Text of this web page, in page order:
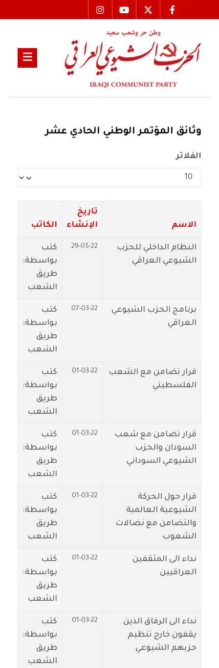
وثائق المؤتمر الوطني الحادي عشر
الفلاتر
عدد الإظهارات:
الاسم
تاريخ
الإنشاء
الكاتب
النظام الداخلي للحزب
الشيوعي العراقي
29-05-22
كتب
بواسطة:
طريق
الشعب
برنامج الحزب الشيوعي
العراقي
07-03-22
كتب
بواسطة:
طريق
الشعب
قرار تضامن مع الشعب
الفلسطيني
01-03-22
كتب
بواسطة:
طريق
الشعب
قرار تضامن مع شعب
السودان والحزب
الشيوعي السوداني
01-03-22
كتب
بواسطة:
طريق
الشعب
قرار حول الحركة
الشيوعية العالمية
والتضامن مع نضالات
الشعوب
01-03-22
كتب
بواسطة:
طريق
الشعب
نداء الى المثقفين
العراقيين
01-03-22
كتب
بواسطة:
طريق
الشعب
نداء الى الرفاق الذين
يقفون خارج تنظيم
حزبهم الشيوعي
01-03-22
كتب
بواسطة:
طريق
الشعب